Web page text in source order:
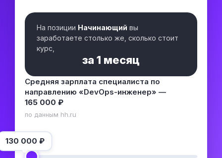
На позиции Начинающий вы
заработаете столько же, сколько стоит
курс,
за 1 месяц
Средняя зарплата специалиста по
направлению «DevOps-инженер» —
165 000 ₽
по данным hh.ru
130 000 ₽